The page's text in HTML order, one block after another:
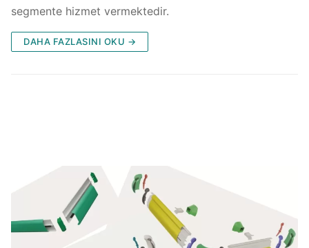
segmente hizmet vermektedir.
DAHA FAZLASINI OKU →